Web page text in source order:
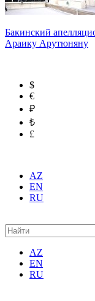
Бакинский
Араику Арутюняну
$
€
₽
₺
£
AZ
EN
RU
AZ
EN
RU